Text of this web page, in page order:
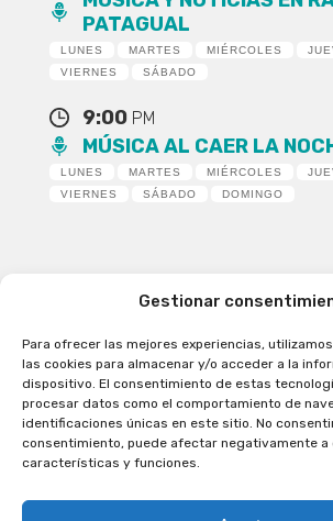
Gestionar
Para ofrecer las mejores experiencias,
las cookies para almacenar y/o acceder a la
dispositivo. El consentimiento de estas
procesar datos como el comportamiento de
identificaciones únicas en este sitio. No
consentimiento, puede afectar negativamente a
características y funciones.
PATAGUAL
LUNES MARTES MIÉRCOLES
VIERNES
SÁBADO
9:00 PM
MÚSICA AL CAER LA
LUNES MARTES MIÉRCOLES
VIERNES
SÁBADO DOMINGO
Patagual Radio Digital 2026 - Todos los
reservados
la Radio de Verdad
Cobertura
Programación